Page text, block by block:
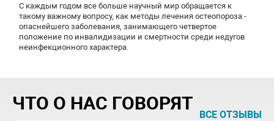
С каждым годом все больше научный мир обращается к
такому важному вопросу, как методы лечения остеопороза -
опаснейшего заболевания, занимающего четвертое
положение по инвалидизации и смертности среди недугов
неинфекционного характера.
ЧТО О НАС ГОВОРЯТ
ВСЕ ОТЗЫВЫ